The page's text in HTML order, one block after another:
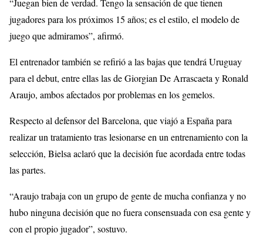
“Juegan bien de verdad. Tengo la sensación de que tienen
jugadores para los próximos 15 años; es el estilo, el modelo de
juego que admiramos”, afirmó.
El entrenador también se refirió a las bajas que tendrá Uruguay
para el debut, entre ellas las de Giorgian De Arrascaeta y Ronald
Araujo, ambos afectados por problemas en los gemelos.
Respecto al defensor del Barcelona, que viajó a España para
realizar un tratamiento tras lesionarse en un entrenamiento con la
selección, Bielsa aclaró que la decisión fue acordada entre todas
las partes.
“Araujo trabaja con un grupo de gente de mucha confianza y no
hubo ninguna decisión que no fuera consensuada con esa gente y
con el propio jugador”, sostuvo.